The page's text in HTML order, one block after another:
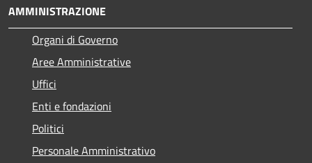
AMMINISTRAZIONE
Organi di Governo
Aree Amministrative
Uffici
Enti e fondazioni
Politici
Personale Amministrativo